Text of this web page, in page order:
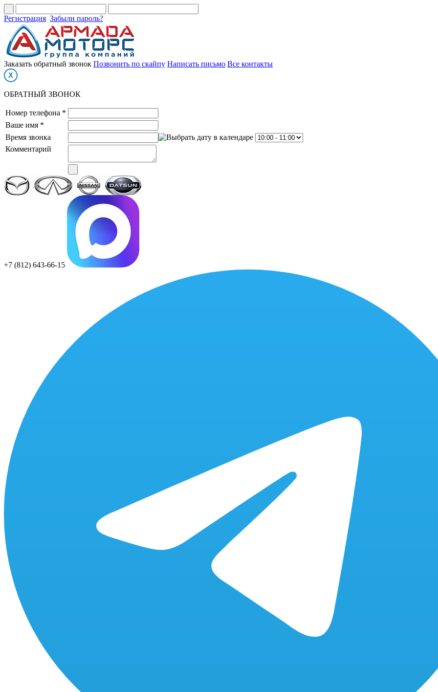
Регистрация Забыли пароль?
Заказать обратный звонок Позвонить по скайпу Написать письмо Все контакты
ОБРАТНЫЙ ЗВОНОК
Номер телефона *
Ваше имя *
Время звонка
Комментарий
+7 (812) 643-66-15